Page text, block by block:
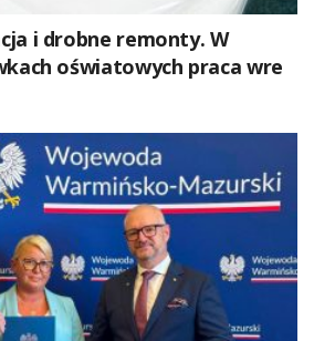
i drobne remonty. W
oświatowych praca wre